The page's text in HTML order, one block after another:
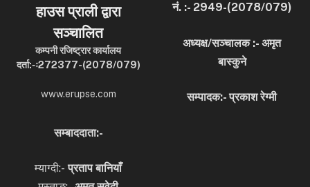
हाउस प्राली द्वारा
सञ्चालित
कम्पनी रजिष्ट्रार कार्यालय
दर्ता:-ः272377-(2078/079)
www.erupse.com
नं. :- 2949-(2078/079)
अध्यक्ष/सञ्चालक :- अमृत
बास्कुने
सम्पादक:- प्रकाश रेग्मी
सम्बाददाता:-
म्याग्दी:-प्रताप बानियाँ